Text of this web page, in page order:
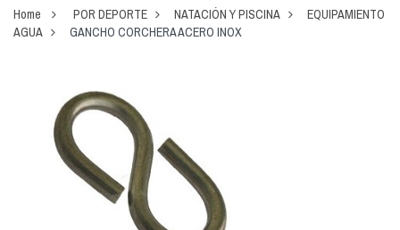
Home POR DEPORTE NATACIÓN Y PISCINA
EQUIPAMIENTO
AGUA
GANCHO CORCHERA ACERO INOX